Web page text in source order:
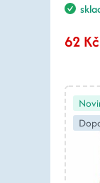
62 Kč